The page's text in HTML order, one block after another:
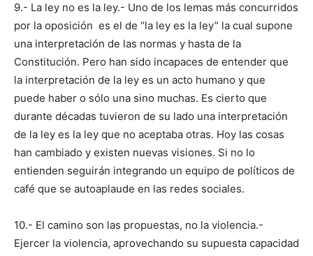
9.- La ley no es la ley.- Uno de los lemas más concurridos
por la oposición es el de “la ley es la ley” la cual supone
una interpretación de las normas y hasta de la
Constitución. Pero han sido incapaces de entender que
la interpretación de la ley es un acto humano y que
puede haber o sólo una sino muchas. Es cierto que
durante décadas tuvieron de su lado una interpretación
de la ley es la ley que no aceptaba otras. Hoy las cosas
han cambiado y existen nuevas visiones. Si no lo
entienden seguirán integrando un equipo de políticos de
café que se autoaplaude en las redes sociales.
10.- El camino son las propuestas, no la violencia.-
Ejercer la violencia, aprovechando su supuesta capacidad